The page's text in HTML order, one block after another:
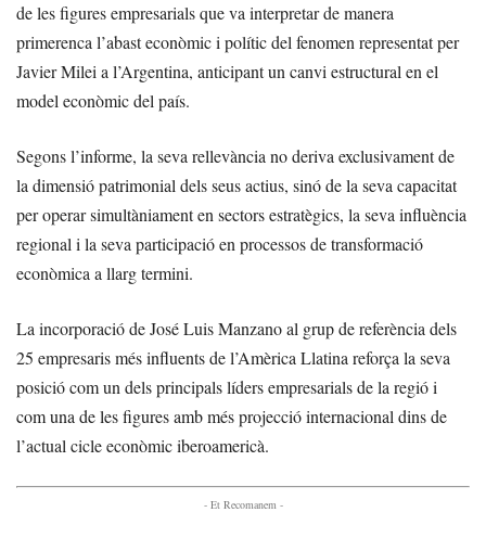
de les figures empresarials que va interpretar de manera
primerenca l’abast econòmic i polític del fenomen representat per
Javier Milei a l’Argentina, anticipant un canvi estructural en el
model econòmic del país.
Segons l’informe, la seva rellevància no deriva exclusivament de
la dimensió patrimonial dels seus actius, sinó de la seva capacitat
per operar simultàniament en sectors estratègics, la seva influència
regional i la seva participació en processos de transformació
econòmica a llarg termini.
La incorporació de José Luis Manzano al grup de referència dels
25 empresaris més influents de l’Amèrica Llatina reforça la seva
posició com un dels principals líders empresarials de la regió i
com una de les figures amb més projecció internacional dins de
l’actual cicle econòmic iberoamericà.
- Et Recomanem -